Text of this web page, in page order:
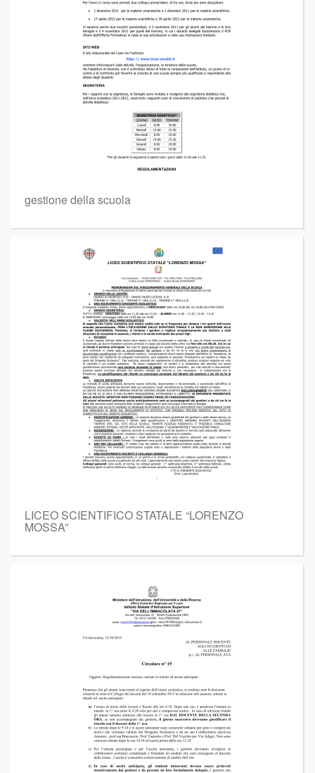
gestione della scuola
LICEO SCIENTIFICO STATALE “LORENZO
MOSSA”